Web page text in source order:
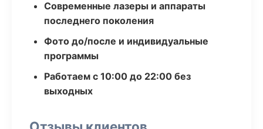
Современные лазеры и аппараты
последнего поколения
Фото до/после и индивидуальные
программы
Работаем с 10:00 до 22:00 без
выходных